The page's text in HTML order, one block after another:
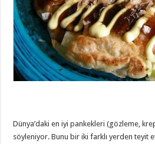
Dünya’daki en iyi pankekleri (gözleme,
söyleniyor. Bunu bir iki farklı yerden teyit